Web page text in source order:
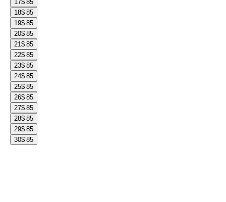
17$ 85
18$ 85
19$ 85
20$ 85
21$ 85
22$ 85
23$ 85
24$ 85
25$ 85
26$ 85
27$ 85
28$ 85
29$ 85
30$ 85